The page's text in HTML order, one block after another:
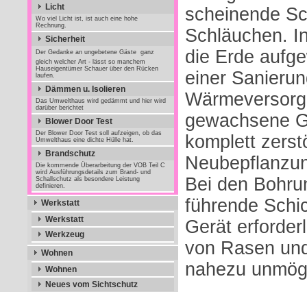
Licht
Wo viel Licht ist, ist auch eine hohe
Rechnung.
Sicherheit
Der Gedanke an ungebetene Gäste  ganz
gleich welcher Art - lässt so manchem
Hauseigentümer Schauer über den Rücken
laufen.
Dämmen u. Isolieren
Das Umwelthaus wird gedämmt und hier wird
darüber berichtet
Blower Door Test
Der Blower Door Test soll aufzeigen, ob das
Umwelthaus eine dichte Hülle hat.
Brandschutz
Die kommende Überarbeitung der VOB Teil C
wird Ausführungsdetails zum Brand- und
Schallschutz als besondere Leistung
definieren.
Werkstatt
Werkstatt
Werkzeug
Wohnen
Wohnen
Neues vom Sichtschutz
scheinende
Schläuchen.
die Erde
einer
gewachsene
komplett
Bei den
führende
Gerät
von Rasen
nahezu